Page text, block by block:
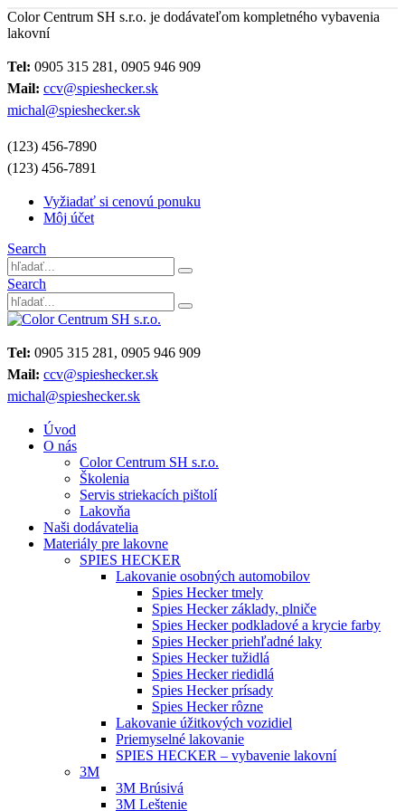
Color Centrum SH s.r.o. je dodávateľom kompletného vybavenia
lakovní
Tel: 0905 315 281, 0905 946 909
Mail: ccv@spieshecker.sk
michal@spieshecker.sk
(123) 456-7890
(123) 456-7891
Vyžiadať si cenovú ponuku
Môj účet
Search
Search
Tel: 0905 315 281, 0905 946 909
Mail: ccv@spieshecker.sk
michal@spieshecker.sk
Úvod
O nás
Color Centrum SH s.r.o.
Školenia
Servis striekacích pištolí
Lakovňa
Naši dodávatelia
Materiály pre lakovne
SPIES HECKER
Lakovanie osobných automobilov
Spies Hecker tmely
Spies Hecker základy, plniče
Spies Hecker podkladové a krycie farby
Spies Hecker priehľadné laky
Spies Hecker tužidlá
Spies Hecker riedidlá
Spies Hecker prísady
Spies Hecker rôzne
Lakovanie úžitkových vozidiel
Priemyselné lakovanie
SPIES HECKER – vybavenie lakovní
3M
3M Brúsivá
3M Leštenie